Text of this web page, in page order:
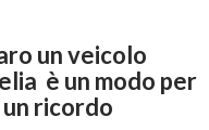
un veicolo
è un modo per
ricordo